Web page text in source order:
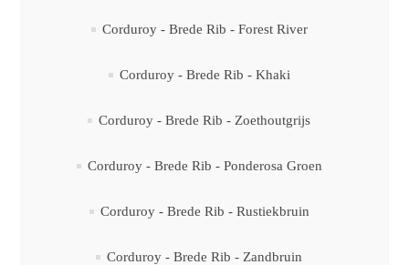
Corduroy - Brede Rib - Forest River
Corduroy - Brede Rib - Khaki
Corduroy - Brede Rib - Zoethoutgrijs
Corduroy - Brede Rib - Ponderosa Groen
Corduroy - Brede Rib - Rustiekbruin
Corduroy - Brede Rib - Zandbruin